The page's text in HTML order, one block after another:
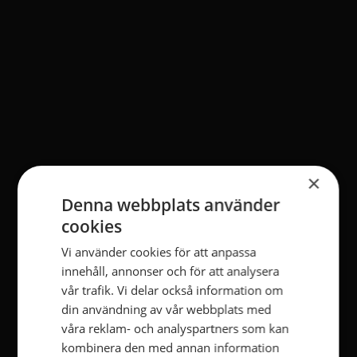
×
Denna webbplats använder
cookies
Vi använder cookies för att anpassa
innehåll, annonser och för att analysera
vår trafik. Vi delar också information om
din användning av vår webbplats med
våra reklam- och analyspartners som kan
kombinera den med annan information